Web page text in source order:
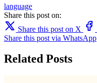
language
Share this post on:
Share this post on X
Share this post via WhatsApp
Related Posts